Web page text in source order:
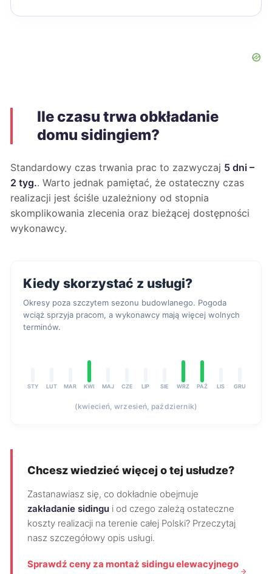
Ile czasu trwa obkładanie
domu sidingiem?
Standardowy czas trwania prac to zazwyczaj 5 dni –
2 tyg.. Warto jednak pamiętać, że ostateczny czas
realizacji jest ściśle uzależniony od stopnia
skomplikowania zlecenia oraz bieżącej dostępności
wykonawcy.
Kiedy skorzystać z usługi?
Okresy poza szczytem sezonu budowlanego. Pogoda
wciąż sprzyja pracom, a wykonawcy mają więcej wolnych
terminów.
STY LUT MAR KWI MAJ CZE LIP SIE WRZ PAŹ LIS GRU
(kwiecień, wrzesień, październik)
Chcesz wiedzieć więcej o tej usłudze?
Zastanawiasz się, co dokładnie obejmuje
zakładanie sidingu i od czego zależą ostateczne
koszty realizacji na terenie całej Polski? Przeczytaj
nasz szczegółowy opis usługi.
Sprawdź ceny za montaż sidingu elewacyjnego